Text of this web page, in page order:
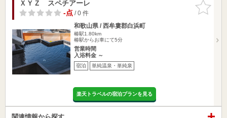
お気に入
りに追加
ＸＹＺ スペチアーレ
-点/ 0 件
和歌山県 / 西牟婁郡白浜町
椿駅1.80km
椿駅からお車にて5分
営業時間
入浴料金 ～
宿泊 単純温泉・単純泉
楽天トラベルの宿泊プランを見る